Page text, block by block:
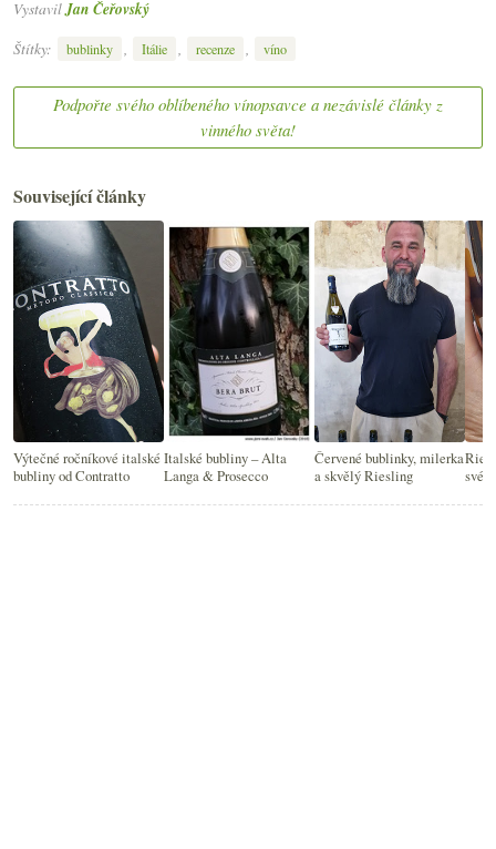
Vystavil Jan Čeřovský
Štítky:
bublinky , Itálie , recenze , víno
Podpořte svého oblíbeného vínopsavce a nezávislé články z
vinného světa!
Související články
Výtečné ročníkové italské
bubliny od Contratto
Italské bubliny – Alta
Langa & Prosecco
Červené bublinky, milerka
a skvělý Riesling